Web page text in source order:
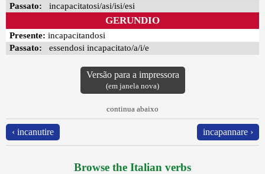
Passato: incapacitatosi/asi/isi/esi
GERUNDIO
Presente: incapacitandosi
Passato: essendosi incapacitato/a/i/e
Versão para a impressora
(em janela nova)
continua abaixo
‹ incanutire incapannare ›
Browse the Italian verbs